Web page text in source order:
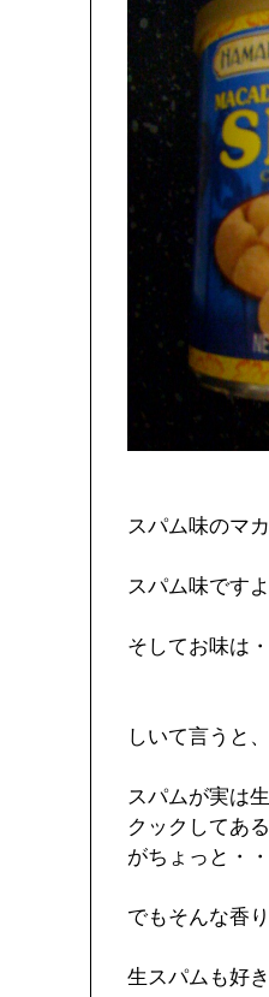
スパム味のマ
スパム味です
そしてお味は
しいて言うと
スパムが実は
クックしてあ
がちょっと・
でもそんな香
生スパムも好